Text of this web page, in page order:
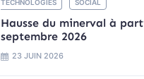
TECHNOLOGIES
SOCIAL
Hausse du minerval à
septembre 2026
23 JUIN 2026